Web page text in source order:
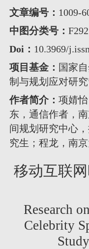
文章编号： 1009-
中图分类号：
Doi： 10.3969/
项目基金： 国家
制与规划应对研究
作者简介： 项婧
东，通信作者，
间规划研究中心
究生；程龙，南
移动互联
Research
Celebrity